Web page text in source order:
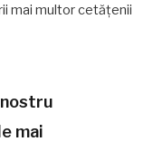
mai multor cetățenii
mai